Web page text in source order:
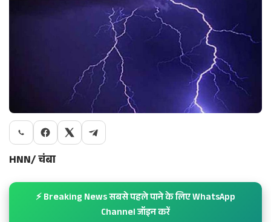
HNN/ चंबा
⚡ Breaking News सबसे पहले पाने के लिए WhatsApp
Channel जॉइन करें